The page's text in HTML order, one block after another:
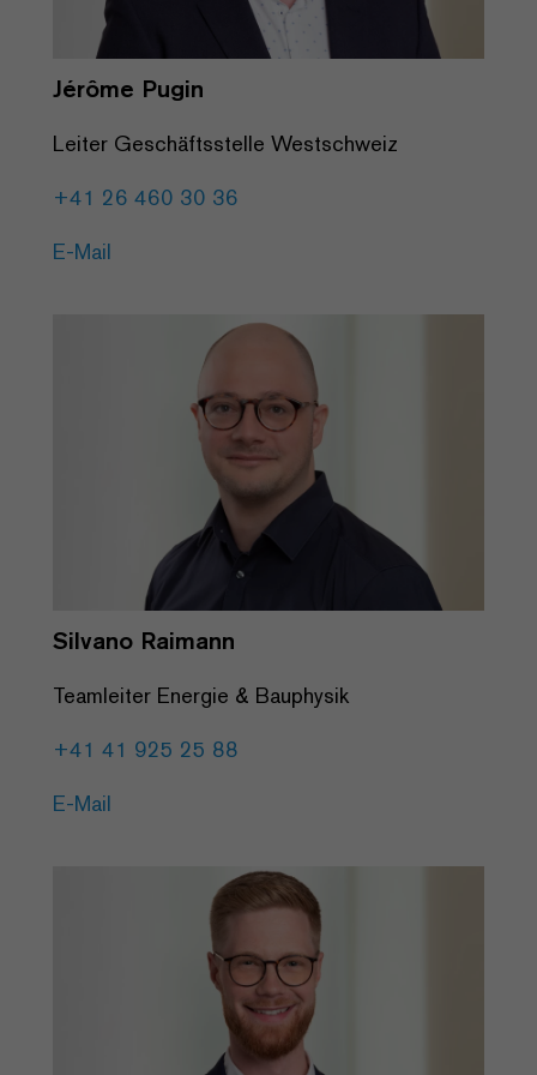
Jérôme Pugin
Leiter Geschäftsstelle Westschweiz
+41 26 460 30 36
E-Mail
Silvano Raimann
Teamleiter Energie & Bauphysik
+41 41 925 25 88
E-Mail